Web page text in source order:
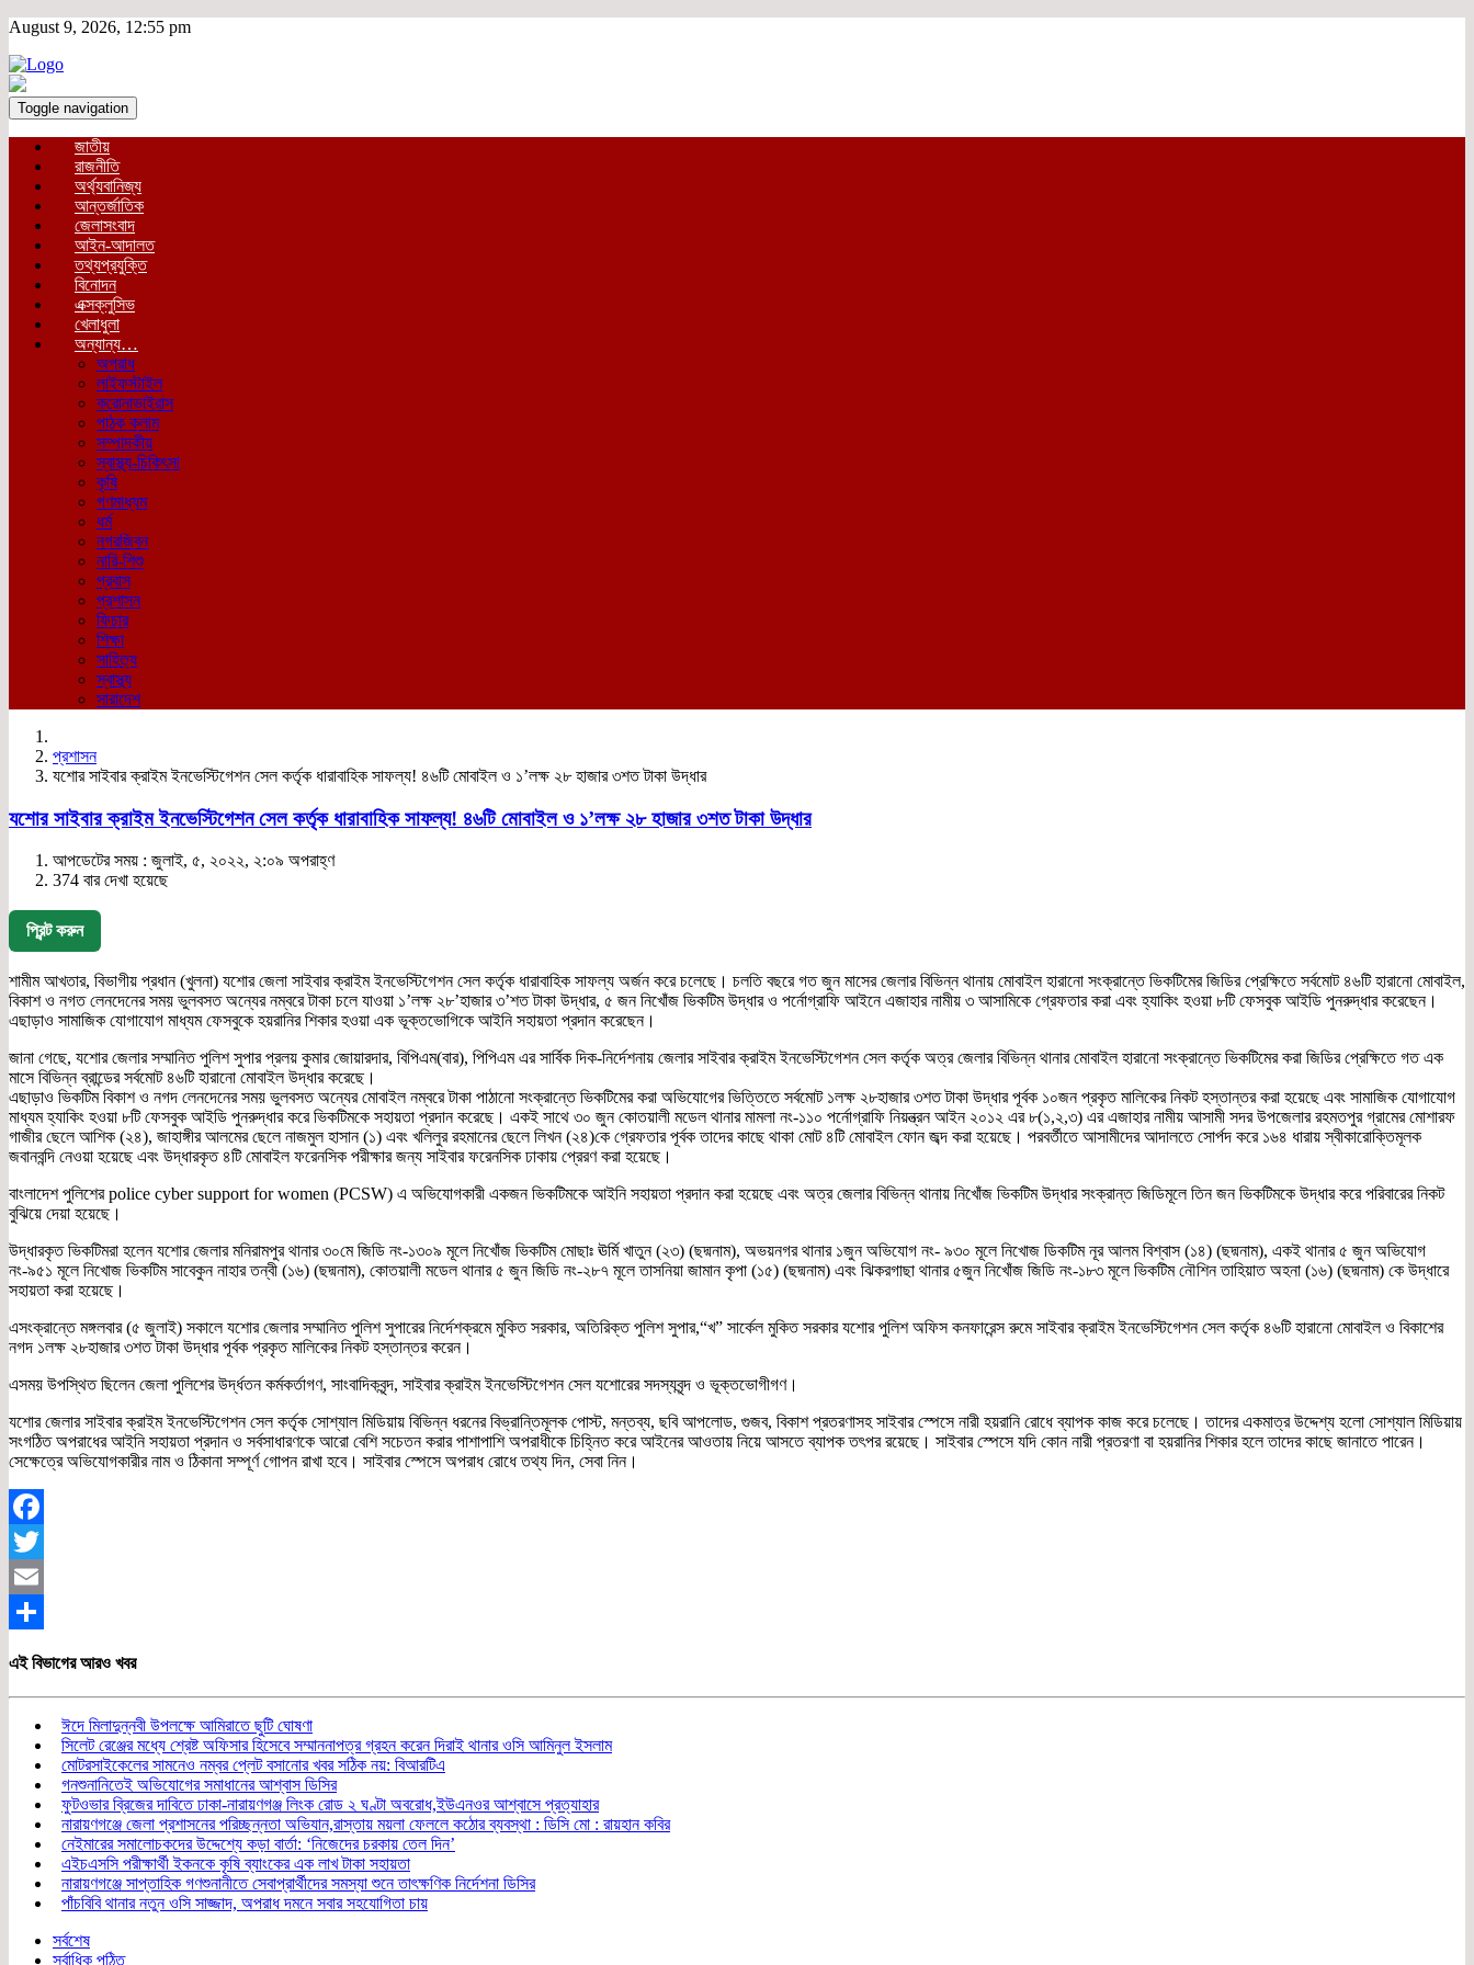
August 9, 2026, 12:55 pm
Toggle navigation
জাতীয়
রাজনীতি
অর্থ্যবানিজ্য
আন্তর্জাতিক
জেলাসংবাদ
আইন-আদালত
তথ্যপ্রযুক্তি
বিনোদন
এক্সক্লুসিভ
খেলাধুলা
অন্যান্য…
অপরাধ
লাইফস্টাইল
করোনাভাইরাস
পাঠক কলাম
সম্পাদকীয়
স্বাস্থ্য-চিকিৎসা
কৃষি
গণমাধ্যম
ধর্ম
নগরজিবন
নারি-শিশু
প্রবাস
প্রশাসন
ফিচার
শিক্ষা
সাহিত্য
স্বাস্থ্য
সারাদেশ
প্রশাসন
যশোর সাইবার ক্রাইম ইনভেস্টিগেশন সেল কর্তৃক ধারাবাহিক সাফল্য! ৪৬টি মোবাইল ও ১’লক্ষ ২৮ হাজার ৩শত টাকা উদ্ধার
যশোর সাইবার ক্রাইম ইনভেস্টিগেশন সেল কর্তৃক ধারাবাহিক সাফল্য! ৪৬টি মোবাইল ও ১’লক্ষ ২৮ হাজার ৩শত টাকা উদ্ধার
আপডেটের সময় : জুলাই, ৫, ২০২২, ২:০৯ অপরাহ্ণ
374 বার দেখা হয়েছে
প্রিন্ট করুন
শামীম আখতার, বিভাগীয় প্রধান (খুলনা) যশোর জেলা সাইবার ক্রাইম ইনভেস্টিগেশন সেল কর্তৃক ধারাবাহিক সাফল্য অর্জন করে চলেছে। চলতি বছরে গত জুন মাসের জেলার বিভিন্ন থানায় মোবাইল হারানো সংক্রান্তে ভিকটিমের জিডির প্রেক্ষিতে সর্বমোট ৪৬টি হারানো মোবাইল,
বিকাশ ও নগত লেনদেনের সময় ভুলবসত অন্যের নম্বরে টাকা চলে যাওয়া ১’লক্ষ ২৮’হাজার ৩’শত টাকা উদ্ধার, ৫ জন নিখোঁজ ভিকটিম উদ্ধার ও পর্নোগ্রাফি আইনে এজাহার নামীয় ৩ আসামিকে গ্রেফতার করা এবং হ্যাকিং হওয়া ৮টি ফেসবুক আইডি পুনরুদ্ধার করেছেন।
এছাড়াও সামাজিক যোগাযোগ মাধ্যম ফেসবুকে হয়রানির শিকার হওয়া এক ভূক্তভোগিকে আইনি সহায়তা প্রদান করেছেন।
জানা গেছে, যশোর জেলার সম্মানিত পুলিশ সুপার প্রলয় কুমার জোয়ারদার, বিপিএম(বার), পিপিএম এর সার্বিক দিক-নির্দেশনায় জেলার সাইবার ক্রাইম ইনভেস্টিগেশন সেল কর্তৃক অত্র জেলার বিভিন্ন থানার মোবাইল হারানো সংক্রান্তে ভিকটিমের করা জিডির প্রেক্ষিতে গত এক
মাসে বিভিন্ন ব্রান্ডের সর্বমোট ৪৬টি হারানো মোবাইল উদ্ধার করেছে।
এছাড়াও ভিকটিম বিকাশ ও নগদ লেনদেনের সময় ভুলবসত অন্যের মোবাইল নম্বরে টাকা পাঠানো সংক্রান্তে ভিকটিমের করা অভিযোগের ভিত্তিতে সর্বমোট ১লক্ষ ২৮হাজার ৩শত টাকা উদ্ধার পূর্বক ১০জন প্রকৃত মালিকের নিকট হস্তান্তর করা হয়েছে এবং সামাজিক যোগাযোগ
মাধ্যম হ্যাকিং হওয়া ৮টি ফেসবুক আইডি পুনরুদ্ধার করে ভিকটিমকে সহায়তা প্রদান করেছে। একই সাথে ৩০ জুন কোতয়ালী মডেল থানার মামলা নং-১১০ পর্নোগ্রাফি নিয়ন্ত্রন আইন ২০১২ এর ৮(১,২,৩) এর এজাহার নামীয় আসামী সদর উপজেলার রহমতপুর গ্রামের মোশারফ
গাজীর ছেলে আশিক (২৪), জাহাঙ্গীর আলমের ছেলে নাজমুল হাসান (১) এবং খলিলুর রহমানের ছেলে লিখন (২৪)কে গ্রেফতার পূর্বক তাদের কাছে থাকা মোট ৪টি মোবাইল ফোন জব্দ করা হয়েছে। পরবর্তীতে আসামীদের আদালতে সোর্পদ করে ১৬৪ ধারায় স্বীকারোক্তিমূলক
জবানবন্দি নেওয়া হয়েছে এবং উদ্ধারকৃত ৪টি মোবাইল ফরেনসিক পরীক্ষার জন্য সাইবার ফরেনসিক ঢাকায় প্রেরণ করা হয়েছে।
বাংলাদেশ পুলিশের police cyber support for women (PCSW) এ অভিযোগকারী একজন ভিকটিমকে আইনি সহায়তা প্রদান করা হয়েছে এবং অত্র জেলার বিভিন্ন থানায় নিখোঁজ ভিকটিম উদ্ধার সংক্রান্ত জিডিমূলে তিন জন ভিকটিমকে উদ্ধার করে পরিবারের নিকট
বুঝিয়ে দেয়া হয়েছে।
উদ্ধারকৃত ভিকটিমরা হলেন যশোর জেলার মনিরামপুর থানার ৩০মে জিডি নং-১৩০৯ মূলে নিখোঁজ ভিকটিম মোছাঃ ঊর্মি খাতুন (২৩) (ছদ্মনাম), অভয়নগর থানার ১জুন অভিযোগ নং- ৯৩০ মূলে নিখোজ ডিকটিম নূর আলম বিশ্বাস (১৪) (ছদ্মনাম), একই থানার ৫ জুন অভিযোগ
নং-৯৫১ মূলে নিখোজ ভিকটিম সাবেকুন নাহার তন্বী (১৬) (ছদ্মনাম), কোতয়ালী মডেল থানার ৫ জুন জিডি নং-২৮৭ মূলে তাসনিয়া জামান কৃপা (১৫) (ছদ্মনাম) এবং ঝিকরগাছা থানার ৫জুন নিখোঁজ জিডি নং-১৮৩ মূলে ভিকটিম নৌশিন তাহিয়াত অহনা (১৬) (ছদ্মনাম) কে উদ্ধারে
সহায়তা করা হয়েছে।
এসংক্রান্তে মঙ্গলবার (৫ জুলাই) সকালে যশোর জেলার সম্মানিত পুলিশ সুপারের নির্দেশক্রমে মুকিত সরকার, অতিরিক্ত পুলিশ সুপার,“খ” সার্কেল মুকিত সরকার যশোর পুলিশ অফিস কনফারেন্স রুমে সাইবার ক্রাইম ইনভেস্টিগেশন সেল কর্তৃক ৪৬টি হারানো মোবাইল ও বিকাশের
নগদ ১লক্ষ ২৮হাজার ৩শত টাকা উদ্ধার পূর্বক প্রকৃত মালিকের নিকট হস্তান্তর করেন।
এসময় উপস্থিত ছিলেন জেলা পুলিশের উর্দ্ধতন কর্মকর্তাগণ, সাংবাদিকবৃন্দ, সাইবার ক্রাইম ইনভেস্টিগেশন সেল যশোরের সদস্যবৃন্দ ও ভূক্তভোগীগণ।
যশোর জেলার সাইবার ক্রাইম ইনভেস্টিগেশন সেল কর্তৃক সোশ্যাল মিডিয়ায় বিভিন্ন ধরনের বিভ্রান্তিমূলক পোস্ট, মন্তব্য, ছবি আপলোড, গুজব, বিকাশ প্রতরণাসহ সাইবার স্পেসে নারী হয়রানি রোধে ব্যাপক কাজ করে চলেছে। তাদের একমাত্র উদ্দেশ্য হলো সোশ্যাল মিডিয়ায়
সংগঠিত অপরাধের আইনি সহায়তা প্রদান ও সর্বসাধারণকে আরো বেশি সচেতন করার পাশাপাশি অপরাধীকে চিহ্নিত করে আইনের আওতায় নিয়ে আসতে ব্যাপক তৎপর রয়েছে। সাইবার স্পেসে যদি কোন নারী প্রতরণা বা হয়রানির শিকার হলে তাদের কাছে জানাতে পারেন।
সেক্ষেত্রে অভিযোগকারীর নাম ও ঠিকানা সম্পূর্ণ গোপন রাখা হবে। সাইবার স্পেসে অপরাধ রোধে তথ্য দিন, সেবা নিন।
Facebook
Twitter
Email
এই বিভাগের আরও খবর
ঈদে মিলাদুন্নবী উপলক্ষে আমিরাতে ছুটি ঘোষণা
সিলেট রেঞ্জের মধ্যে শ্রেষ্ট অফিসার হিসেবে সম্মাননাপত্র গ্রহন করেন দিরাই থানার ওসি আমিনুল ইসলাম
মোটরসাইকেলের সামনেও নম্বর প্লেট বসানোর খবর সঠিক নয়: বিআরটিএ
গনশুনানিতেই অভিযোগের সমাধানের আশ্বাস ডিসির
ফুটওভার ব্রিজের দাবিতে ঢাকা-নারায়ণগঞ্জ লিংক রোড ২ ঘণ্টা অবরোধ,ইউএনওর আশ্বাসে প্রত্যাহার
নারায়ণগঞ্জে জেলা প্রশাসনের পরিচ্ছন্নতা অভিযান,রাস্তায় ময়লা ফেললে কঠোর ব্যবস্থা : ডিসি মো : রায়হান কবির
নেইমারের সমালোচকদের উদ্দেশ্যে কড়া বার্তা: ‘নিজেদের চরকায় তেল দিন’
এইচএসসি পরীক্ষার্থী ইকনকে কৃষি ব্যাংকের এক লাখ টাকা সহায়তা
নারায়ণগঞ্জে সাপ্তাহিক গণশুনানীতে সেবাপ্রার্থীদের সমস্যা শুনে তাৎক্ষণিক নির্দেশনা ডিসির
পাঁচবিবি থানার নতুন ওসি সাজ্জাদ, অপরাধ দমনে সবার সহযোগিতা চায়
সর্বশেষ
সর্বাধিক পঠিত